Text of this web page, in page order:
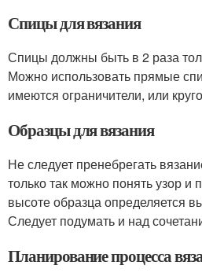
Спицы для вязания
Спицы должны быть в 2 раза
Можно использовать прямые
имеются ограничители, или
Образцы для вязания
Не следует пренебрегать
только так можно понять узор и
высоте образца определяется
Следует подумать и над
Планирование процесса